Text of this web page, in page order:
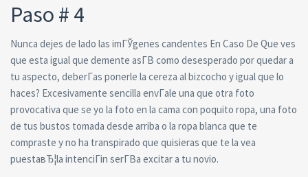
Paso # 4
Nunca dejes de lado las imГЎgenes candentes En Caso De Que ves
que esta igual que demente asГ­В­ como desesperado por quedar a
tu aspecto, deberГ­as ponerle la cereza al bizcocho y igual que lo
haces? Excesivamente sencilla envГ­ale una que otra foto
provocativa que se yo la foto en la cama con poquito ropa, una foto
de tus bustos tomada desde arriba o la ropa blanca que te
compraste y no ha transpirado que quisieras que te la vea
puestaвЂ¦la intenciГіn serГ­В­a excitar a tu novio.